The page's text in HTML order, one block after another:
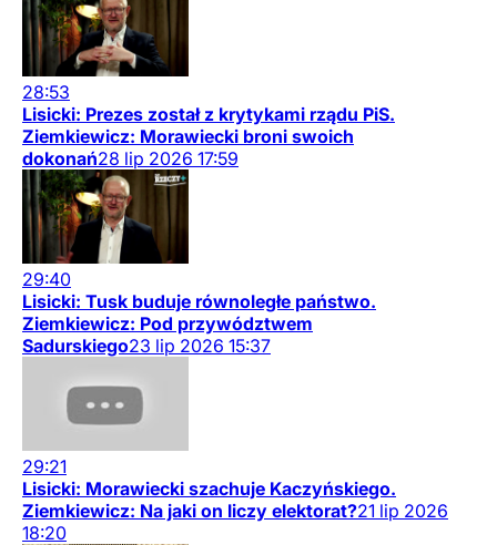
28:53
Lisicki: Prezes został z krytykami rządu PiS.
Ziemkiewicz: Morawiecki broni swoich
dokonań28 lip 2026 17:59
29:40
Lisicki: Tusk buduje równoległe państwo.
Ziemkiewicz: Pod przywództwem
Sadurskiego23 lip 2026 15:37
29:21
Lisicki: Morawiecki szachuje Kaczyńskiego.
Ziemkiewicz: Na jaki on liczy elektorat?21 lip 2026
18:20